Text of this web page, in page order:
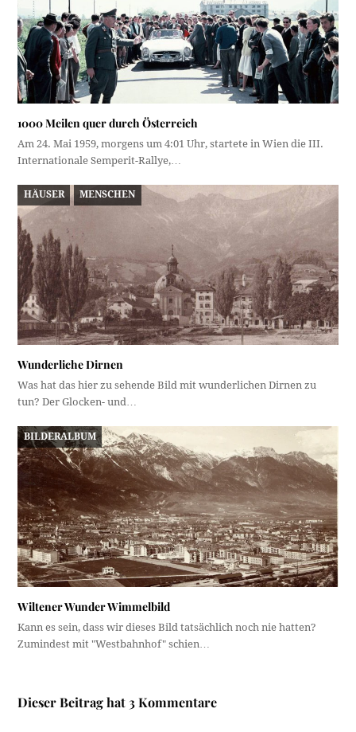
1000 Meilen quer durch Österreich
Am 24. Mai 1959, morgens um 4:01 Uhr, startete in Wien die III.
Internationale Semperit-Rallye,…
HÄUSER MENSCHEN
Wunderliche Dirnen
Was hat das hier zu sehende Bild mit wunderlichen Dirnen zu
tun? Der Glocken- und…
BILDERALBUM
Wiltener Wunder Wimmelbild
Kann es sein, dass wir dieses Bild tatsächlich noch nie hatten?
Zumindest mit "Westbahnhof" schien…
Dieser Beitrag hat 3 Kommentare